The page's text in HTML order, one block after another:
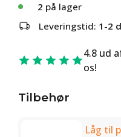
2 på lager
Leveringstid: 1-2
4.8 ud
os!
Tilbehør
Låg til